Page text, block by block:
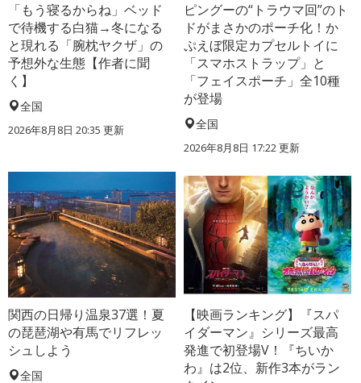
「もう寝るからね」ベッド
で待機する白猫→冬になる
と現れる「腕枕ヤクザ」の
予想外な生態【作者に聞
く】
全国
2026年8月8日 20:35 更新
ピングーの“トラウマ回”のト
ドがまさかのポーチ化！か
ぷえぼ限定カプセルトイに
「スマホストラップ」と
「フェイスポーチ」全10種
が登場
全国
2026年8月8日 17:22更新
関西の日帰り温泉37選！夏
の琵琶湖や有馬でリフレッ
シュしよう
全国
【映画ランキング】『スパ
イダーマン』シリーズ最高
発進で初登場V！『ちいか
わ』は2位、新作3本がラン